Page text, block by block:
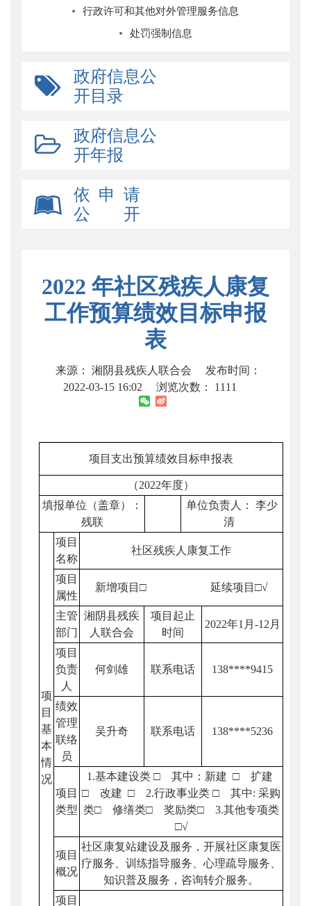
行政许可和其他对外管理服务信息
处罚强制信息
政府信息公
开目录
政府信息公
开年报
依 申 请
公 开
2022 年社区残疾人康复
工作预算绩效目标申报
表
来源： 湘阴县残疾人联合会
发布时间：
2022-03-15 16:02
浏览次数： 1111
项目支出预算绩效目标申报表
（2022年度）
填报单位（盖章）：
残联
单位负责人： 李少
清
项
目
基
本
情
况
项目
名称
社区残疾人康复工作
项目
属性
新增项目□ 延续项目□√
主管
部门
湘阴县残疾
人联合会
项目起止
时间
2022年1月-12月
项目
负责
人
何剑雄 联系电话 138****9415
绩效
管理
联络
员
吴升奇 联系电话 138****5236
项目
类型
1.基本建设类 □ 其中：新建 □ 扩建
□ 改建 □ 2.行政事业类 □ 其中: 采购
类□ 修缮类□ 奖励类□ 3.其他专项类
□√
项目
概况
社区康复站建设及服务，开展社区康复医
疗服务、训练指导服务、心理疏导服务、
知识普及服务，咨询转介服务。
项目